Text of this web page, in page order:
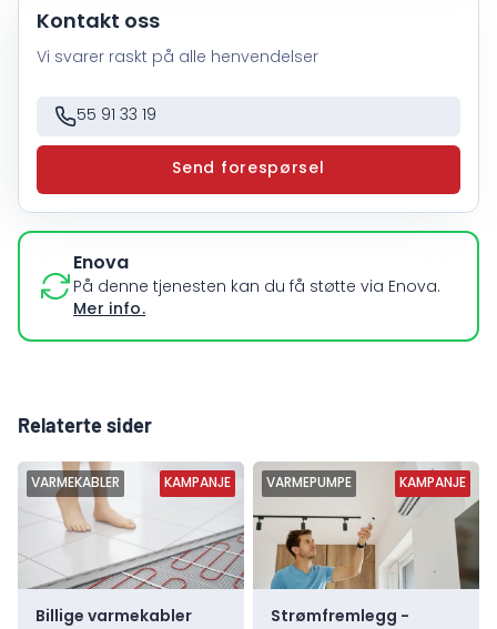
Kontakt oss
Vi svarer raskt på alle henvendelser
55 91 33 19
Send forespørsel
Enova
På denne tjenesten kan du få støtte via Enova.
Mer info.
Relaterte sider
VARMEKABLER KAMPANJE
Billige varmekabler
VARMEPUMPE KAMPANJE
Strømfremlegg -